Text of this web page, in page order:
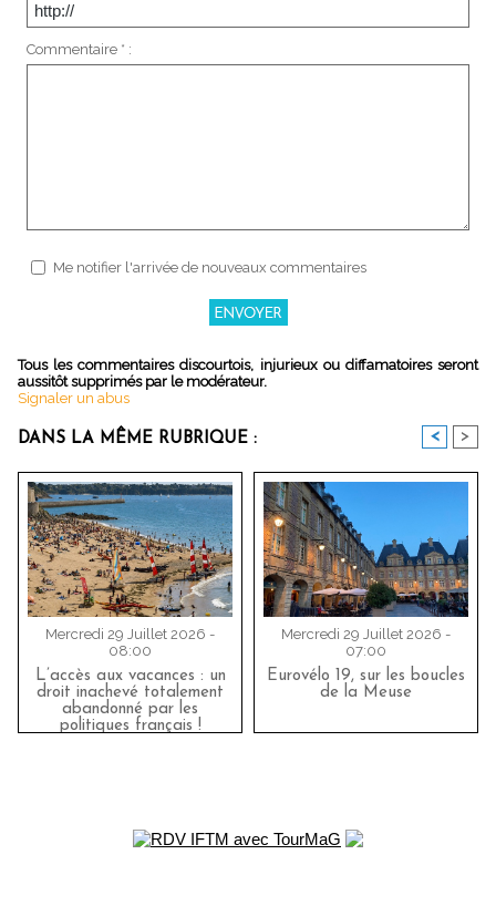
Commentaire * :
Me notifier l'arrivée de nouveaux commentaires
Tous les commentaires discourtois, injurieux ou diffamatoires seront
aussitôt supprimés par le modérateur.
Signaler un abus
DANS LA MÊME RUBRIQUE : < >
Mercredi 29 Juillet 2026 -
08:00
L’accès aux vacances : un
droit inachevé totalement
abandonné par les
politiques français !
Mercredi 29 Juillet 2026 -
07:00
Eurovélo 19, sur les boucles
de la Meuse